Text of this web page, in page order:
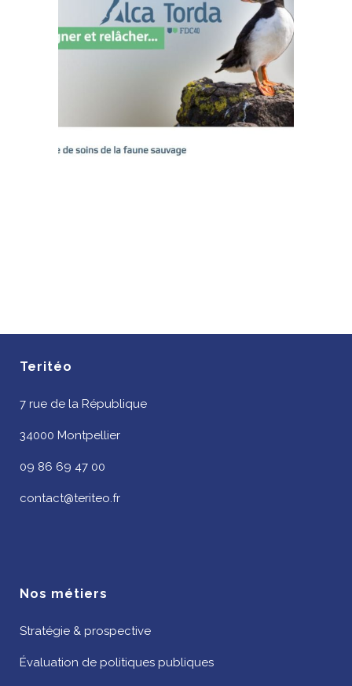
Teritéo
7 rue de la République
34000 Montpellier
09 86 69 47 00
contact@teriteo.fr
Nos métiers
Stratégie & prospective
Évaluation de politiques publiques